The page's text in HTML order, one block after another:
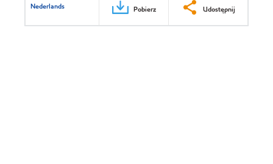
Nederlands Pobierz Udostępnij